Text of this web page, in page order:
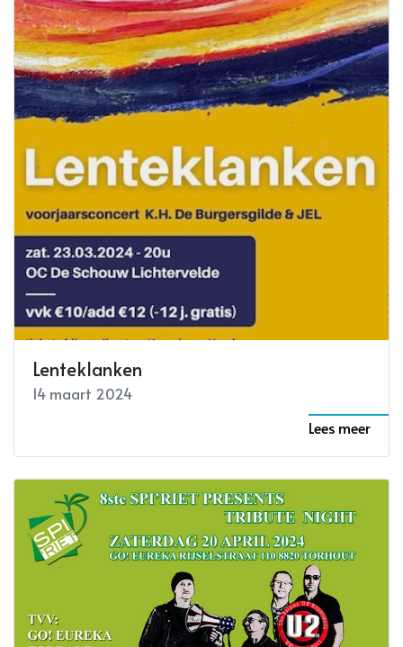
Lenteklanken
14 maart 2024
Lees meer